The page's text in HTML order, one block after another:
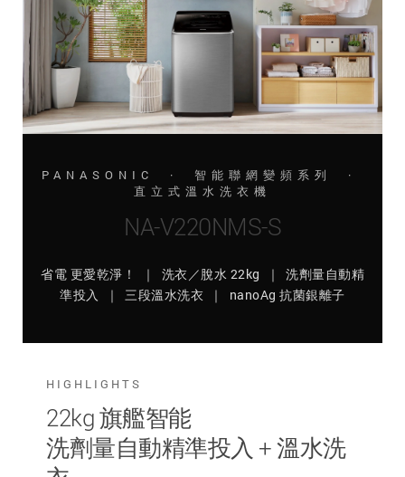
PANASONIC · 智能聯網變頻系列 ·
直立式溫水洗衣機
NA-V220NMS-S
省電 更愛乾淨！ ｜ 洗衣／脫水 22kg ｜ 洗劑量自動精
準投入 ｜ 三段溫水洗衣 ｜ nanoAg 抗菌銀離子
HIGHLIGHTS
22kg 旗艦智能
洗劑量自動精準投入 + 溫水洗